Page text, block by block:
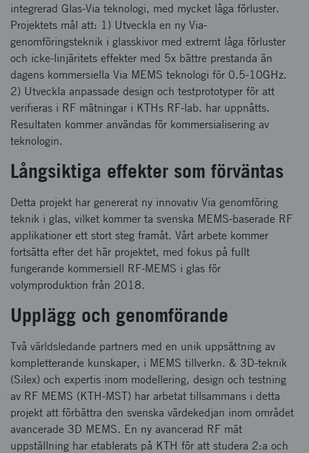
integrerad Glas-Via teknologi, med mycket låga förluster.
Projektets mål att: 1) Utveckla en ny Via-
genomföringsteknik i glasskivor med extremt låga förluster
och icke-linjäritets effekter med 5x bättre prestanda än
dagens kommersiella Via MEMS teknologi för 0.5-10GHz.
2) Utveckla anpassade design och testprototyper för att
verifieras i RF mätningar i KTHs RF-lab. har uppnåtts.
Resultaten kommer användas för kommersialisering av
teknologin.
Långsiktiga effekter som förväntas
Detta projekt har genererat ny innovativ Via genomföring
teknik i glas, vilket kommer ta svenska MEMS-baserade RF
applikationer ett stort steg framåt. Vårt arbete kommer
fortsätta efter det här projektet, med fokus på fullt
fungerande kommersiell RF-MEMS i glas för
volymproduktion från 2018.
Upplägg och genomförande
Två världsledande partners med en unik uppsättning av
kompletterande kunskaper, i MEMS tillverkn. & 3D-teknik
(Silex) och expertis inom modellering, design och testning
av RF MEMS (KTH-MST) har arbetat tillsammans i detta
projekt att förbättra den svenska värdekedjan inom området
avancerade 3D MEMS. En ny avancerad RF mät
uppställning har etablerats på KTH för att studera 2:a och